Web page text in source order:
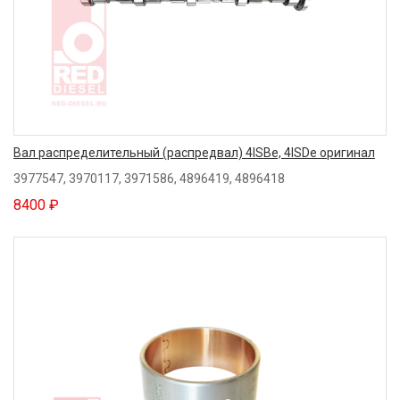
Вал распределительный (распредвал) 4ISBe, 4ISDe оригинал
3977547, 3970117, 3971586, 4896419, 4896418
8400 ₽